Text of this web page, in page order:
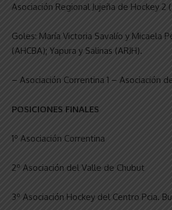
Asociación Regional Jujeña de Hockey 2
Goles: María Victoria Savalío y Micaela
(AHCBA); Yapura y Salinas (ARJH).
– Asociación Correntina 1 – Asociación
POSICIONES FINALES
1º Asociación Correntina
2º Asociación del Valle de Chubut
3º Asociación Hockey del Centro Pcia.